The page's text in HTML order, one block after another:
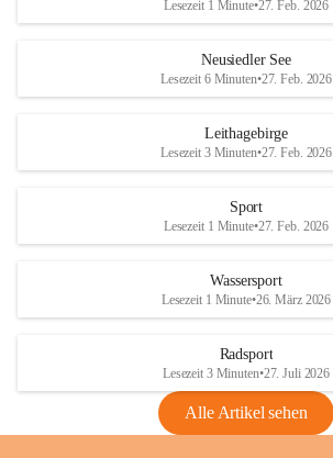
d
S
helfen wir zusammen um unsere Winzer
vor den prognostizierten Ernteausfällen
und den daraus folgenden wirtschaftlichen
Maßnahmen zur Bekämpfung
Rebe und der Amerikanischen
Anhang VBl. EU Nr. 18
1 Seite•1,4 MB
VBl. EU Nr. 18_2026
d
r
S
Lesezeit 1 Minute•27. Feb. 2026
Neusiedler See
Lesezeit 6 Minuten•27. Feb. 2026
Leithagebirge
Lesezeit 3 Minuten•27. Feb. 2026
Sport
Lesezeit 1 Minute•27. Feb. 2026
Wassersport
Lesezeit 1 Minute•26. März 2026
Radsport
Lesezeit 3 Minuten•27. Juli 2026
Alle Artikel sehen